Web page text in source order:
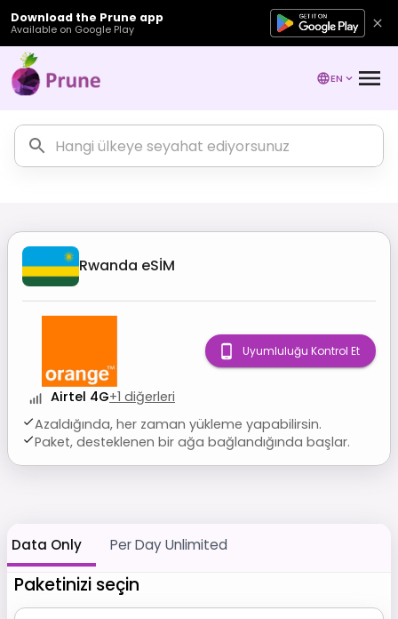
Download the Prune app
Available on Google Play
EN
Rwanda eSİM
Airtel 4G+1 diğerleri
Azaldığında, her zaman yükleme yapabilirsin.
Paket, desteklenen bir ağa bağlandığında başlar.
Uyumluluğu Kontrol Et
Data Only Per Day Unlimited
Paketinizi seçin